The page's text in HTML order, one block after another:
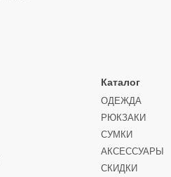
Каталог
ОДЕЖДА
РЮКЗАКИ
СУМКИ
АКСЕССУАРЫ
СКИДКИ